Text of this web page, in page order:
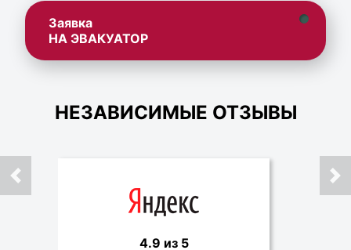
Заявка
НА ЭВАКУАТОР
НЕЗАВИСИМЫЕ ОТЗЫВЫ
4.9 из 5